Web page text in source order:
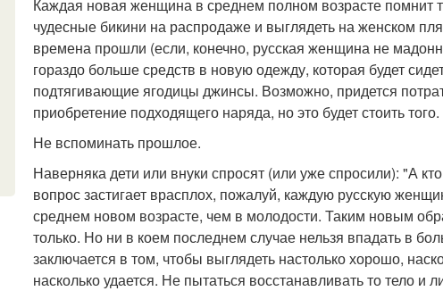
Каждая новая женщина в среднем полном возрасте помнит
чудесные бикини на распродаже и выглядеть на женском
времена прошли (если, конечно, русская женщина не
гораздо больше средств в новую одежду, которая будет
подтягивающие ягодицы джинсы. Возможно, придется
приобретение подходящего наряда, но это будет стоить того.
Не вспоминать прошлое.
Наверняка дети или внуки спросят (или уже спросили): "А
вопрос застигает врасплох, пожалуй, каждую русскую
среднем новом возрасте, чем в молодости. Таким новым
только. Но ни в коем последнем случае нельзя впадать в
заключается в том, чтобы выглядеть настолько хорошо,
насколько удается. Не пытаться восстанавливать то тело и